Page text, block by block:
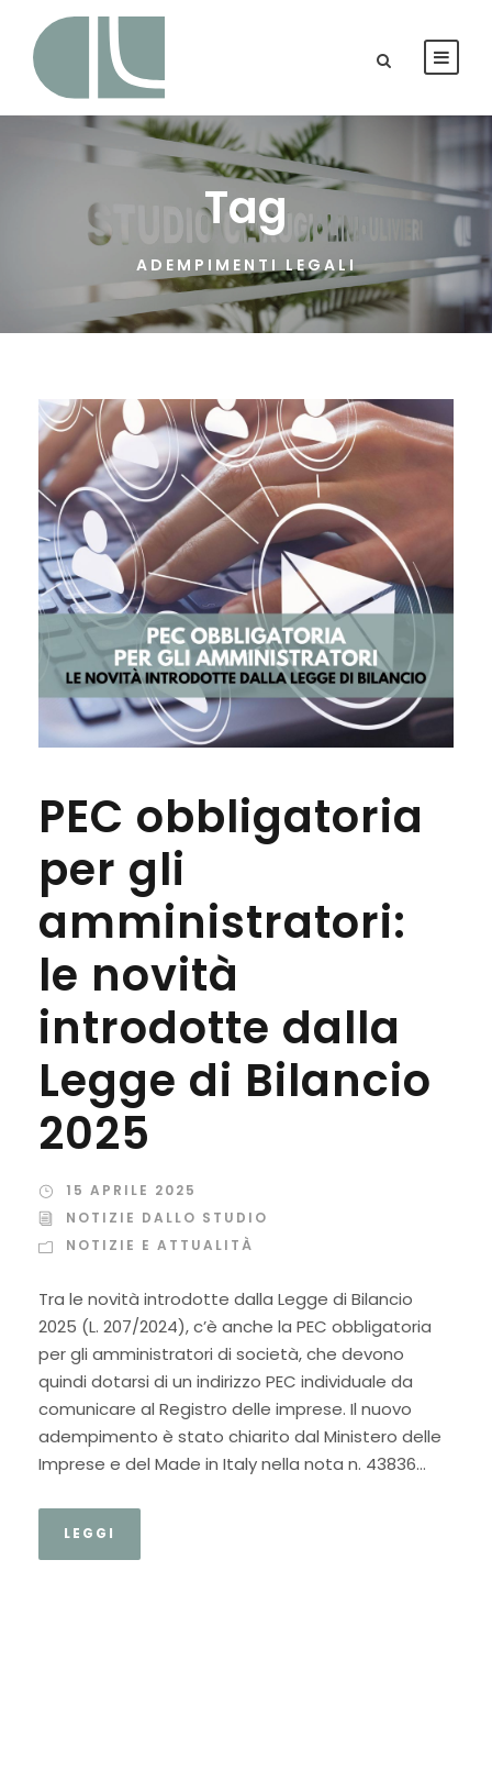
Tag
ADEMPIMENTI LEGALI
PEC obbligatoria
per gli
amministratori:
le novità
introdotte dalla
Legge di Bilancio
2025
15 APRILE 2025
NOTIZIE DALLO STUDIO
NOTIZIE E ATTUALITÀ
Tra le novità introdotte dalla Legge di Bilancio
2025 (L. 207/2024), c’è anche la PEC obbligatoria
per gli amministratori di società, che devono
quindi dotarsi di un indirizzo PEC individuale da
comunicare al Registro delle imprese. Il nuovo
adempimento è stato chiarito dal Ministero delle
Imprese e del Made in Italy nella nota n. 43836...
LEGGI